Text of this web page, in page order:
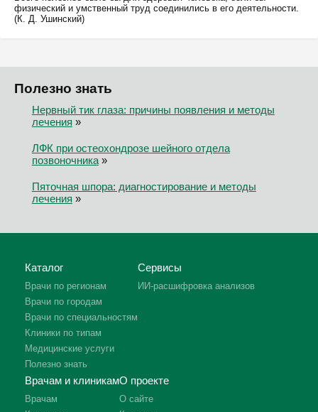
физический и умственный труд соединились в его деятельности.
(К. Д. Ушинский)
Полезно знать
Нервный тик глаза: причины появления и методы
лечения »
ЛФК при остеохондрозе шейного отдела
позвоночника»
Пяточная шпора: диагностирование и методы
лечения »
Каталог
Врачи по регионам
Врачи по городам
Врачи по специальностям
Клиники по типам
Медицинские услуги
Полезно знать
Сервисы
ИИ-расшифровка анализов
Врачам и клиникам
Врачам
О проекте
О сайте